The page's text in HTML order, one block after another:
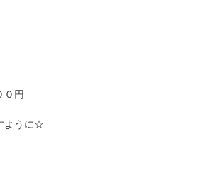
円
ように☆